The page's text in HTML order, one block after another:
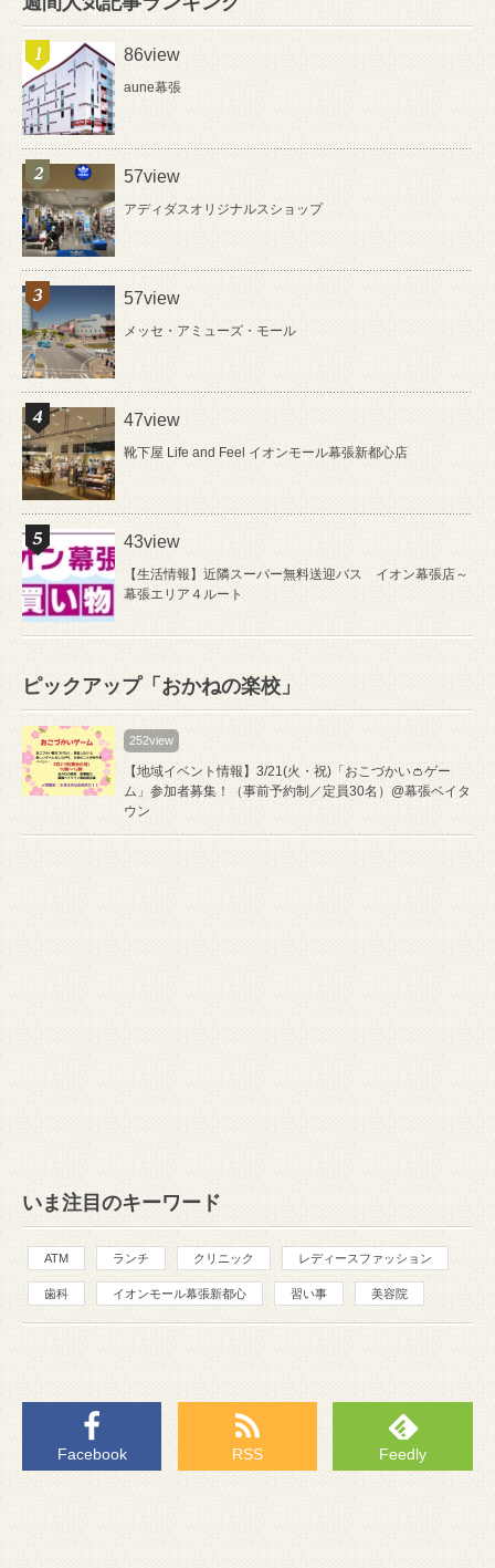
86view
aune幕張
57view
アディダスオリジナルスショップ
57view
メッセ・アミューズ・モール
47view
靴下屋 Life and Feel イオンモール幕張新都心店
43view
【生活情報】近隣スーパー無料送迎バス イオン幕張店～
幕張エリア４ルート
ピックアップ「おかねの楽校」
252view
【地域イベント情報】3/21(火・祝)「おこづかい👛ゲー
ム」参加者募集！（事前予約制／定員30名）@幕張ベイタ
ウン
いま注目のキーワード
ATM ランチ クリニック レディースファッション
歯科 イオンモール幕張新都心 習い事 美容院
Facebook RSS Feedly